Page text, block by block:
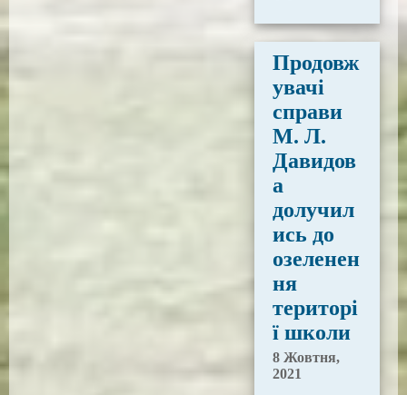
Продовж
увачі
справи
М. Л.
Давидов
а
долучил
ись до
озеленен
ня
територі
ї школи
8 Жовтня,
2021